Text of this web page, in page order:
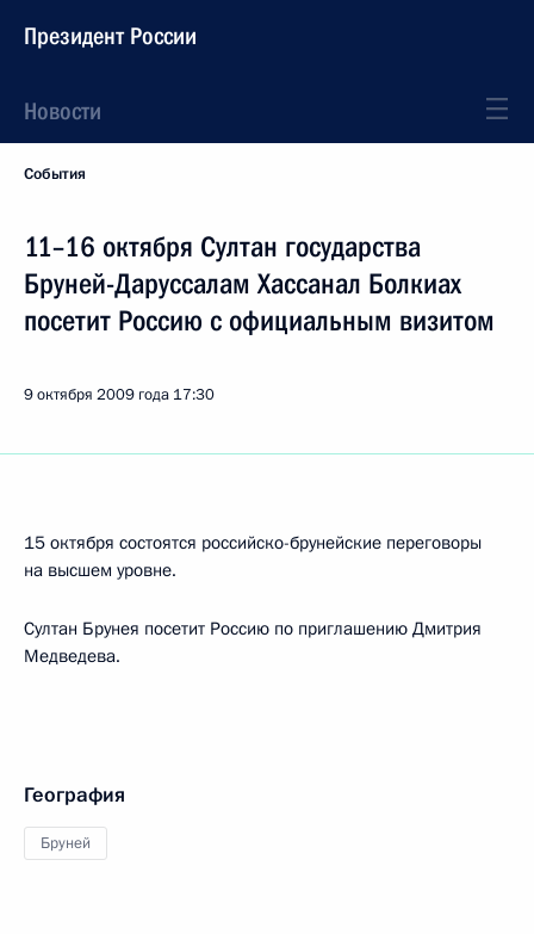
Президент России
Новости
События
11–16 октября Султан государства
Бруней-Даруссалам Хассанал Болкиах
посетит Россию с официальным визитом
9 октября 2009 года 17:30
15 октября состоятся российско-брунейские переговоры
на высшем уровне.
Султан Брунея посетит Россию по приглашению Дмитрия
Медведева.
География
Бруней